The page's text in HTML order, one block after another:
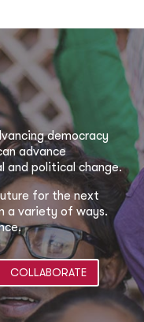
democracy
advance
and political change.
for the next
a variety of ways.
COLLABORATE